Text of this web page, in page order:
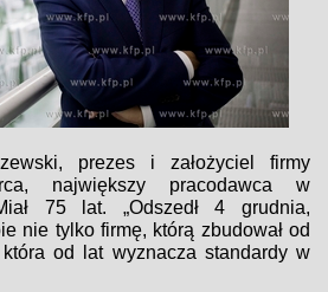
prezes i założyciel firmy
największy pracodawca w
75 lat. „Odszedł 4 grudnia,
nie tylko firmę, którą zbudował od
od lat wyznacza standardy w